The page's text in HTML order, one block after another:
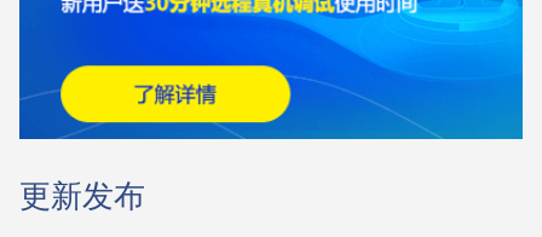
更新发布